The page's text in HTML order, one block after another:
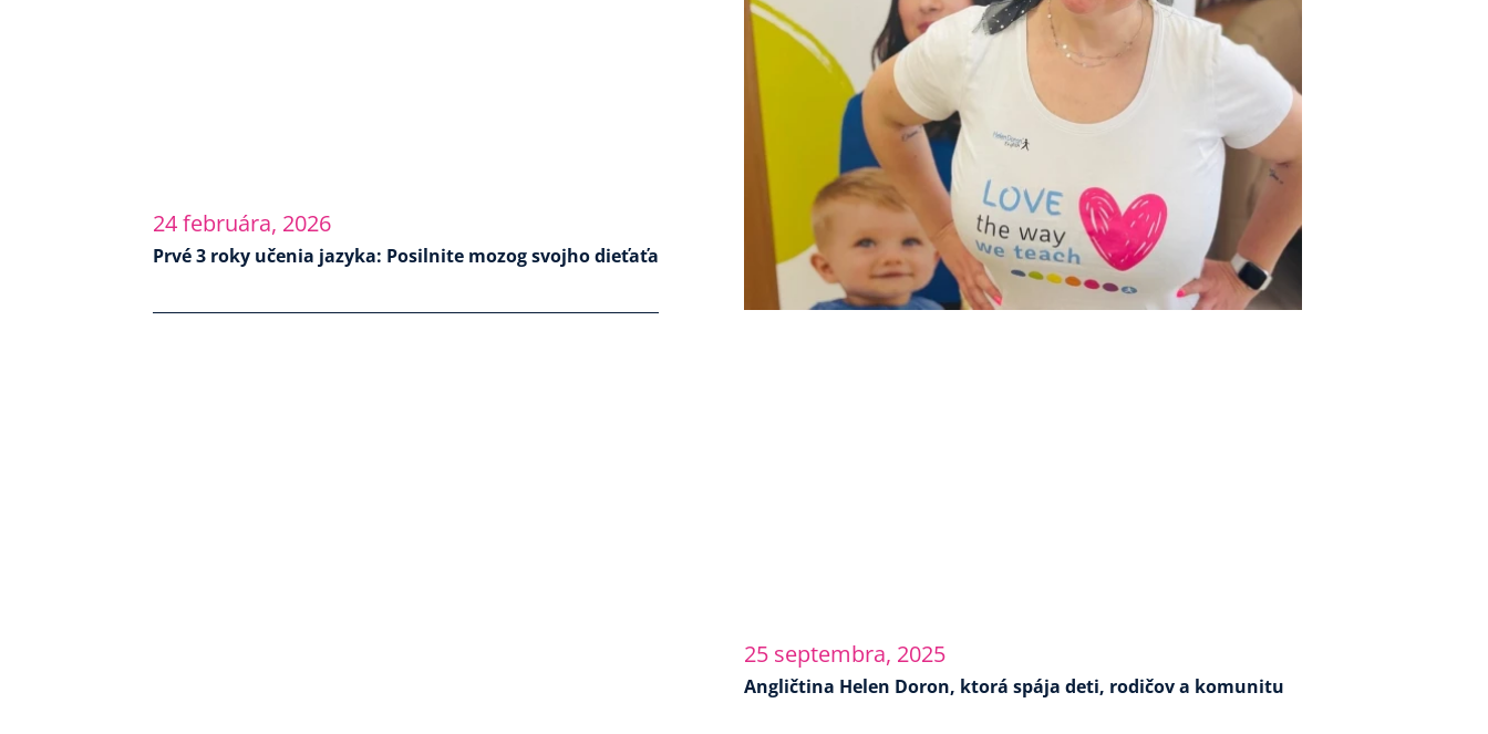
24 februára, 2026
Prvé 3 roky učenia jazyka: Posilnite mozog svojho dieťaťa
25 septembra, 2025
Angličtina Helen Doron, ktorá spája deti, rodičov a komunitu